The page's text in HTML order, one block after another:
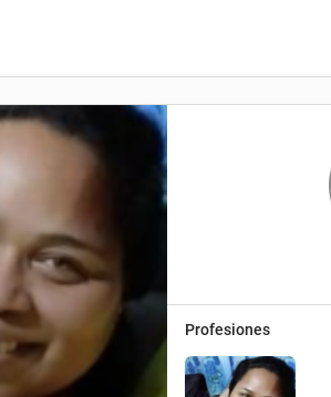
Profesiones